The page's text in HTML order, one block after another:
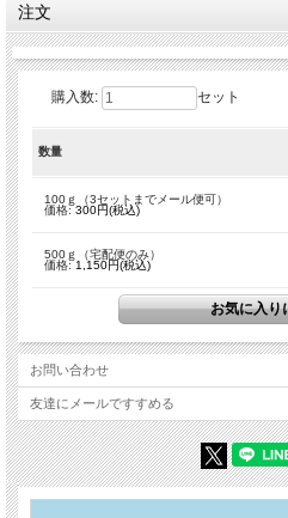
注文
購入数: セット
数量
100ｇ（3セットまでメール便可）
価格:300円(税込)
500ｇ（宅配便のみ）
価格:1,150円(税込)
お問い合わせ
友達にメールですすめる